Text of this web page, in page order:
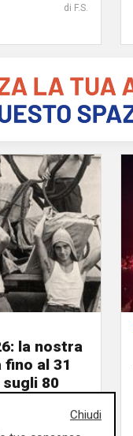
di F.S.
la nostra
al 31
80
03/08/2026
Chiudi